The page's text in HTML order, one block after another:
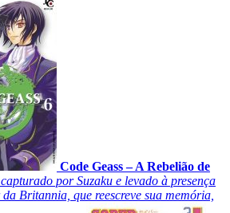
Code Geass – A Rebelião de
por Suzaku e levado à presença
Britannia, que reescreve sua memória,